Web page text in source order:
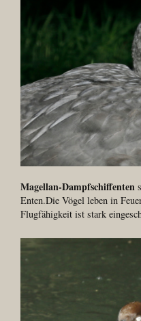
Magellan-Dampfschiffenten
Enten.Die Vögel leben in
Flugfähigkeit ist stark